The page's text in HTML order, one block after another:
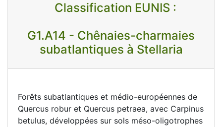
Classification EUNIS :
G1.A14 - Chênaies-charmaies
subatlantiques à Stellaria
Forêts subatlantiques et médio-européennes de
Quercus robur et Quercus petraea, avec Carpinus
betulus, développées sur sols méso-oligotrophes